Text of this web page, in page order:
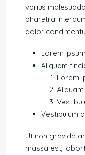
varius
pharetra
dolor
Lorem
Aliquam
Lorem
Vestibulum
Ut non gravida
massa est,